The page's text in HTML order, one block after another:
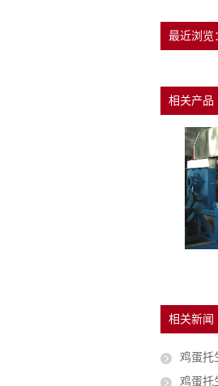
最近浏览
相关产品
相关新闻
鸡蛋托生
鸡蛋托